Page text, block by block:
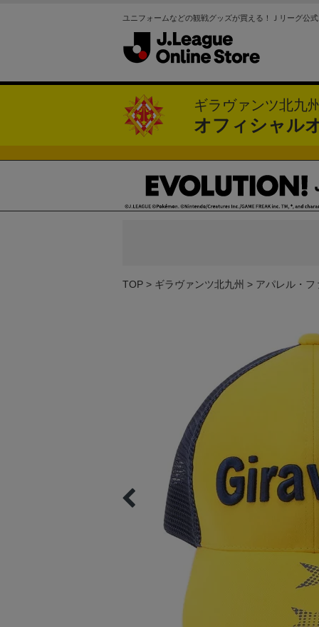
ユニフォームなどの観戦グッズが買える！Ｊリーグ公
ギラヴァンツ北九州
オフィシャル
TOP ギラヴァンツ北九州 アパレル・フ